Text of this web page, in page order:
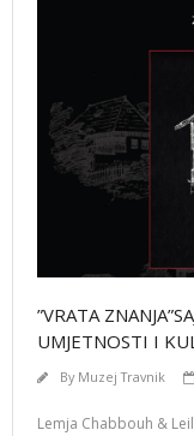
”VRATA
UMJETNOSTI I
By Muzej Travnik
Lemja Chabbouh &